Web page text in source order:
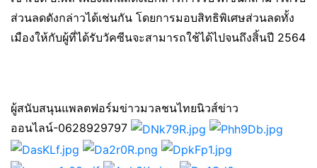
ส่วนลดดังกล่าวได้เช่นกัน โดยการมอบสิทธิพิเศษส่วนลดทั้ง
เมืองให้กับผู้ที่ได้รับวัคซีนจะสามารถใช้ได้ไปจนถึงสิ้นปี 2564
ผู้สนับสนุนแพลตฟอร์มข่าวมวลชนไทยนิวส์ข่าว
ออนไลน์-0628929797